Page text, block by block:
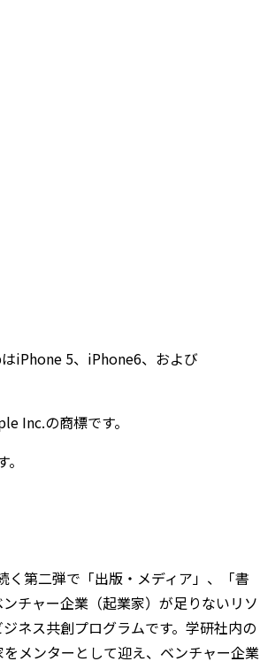
iPhone 5、iPhone6、および
Inc.の商標です。
く第二弾で「出版・メディア」、「書
チャー企業（起業家）が足りないリソ
ネス共創プログラムです。学研社内の
メンターとして迎え、ベンチャー企業